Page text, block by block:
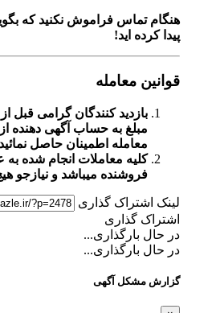
هنگام تماس فراموش نکنید که بگویید
پیدا کرده اید!
قوانین معامله
بازدید کنندگان گرامی قبل از
مبلغ به حساب آگهی دهنده از
معامله اطمینان حاصل نمائید.
کلیه معاملات انجام شده به عهده
فروشنده میباشد و نیازجو هیچ
لینک اشتراک گذاری
اشتراک گذاری
در حال بارگذاری...
در حال بارگذاری...
گزارش مشکل آگهی